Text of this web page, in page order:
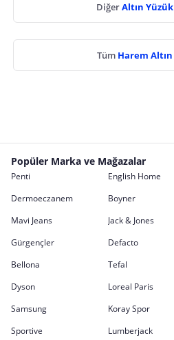
DiğerAltın Yüzük
Tüm Harem Altın
Popüler Marka ve Mağazalar
Penti English Home
Dermoeczanem
Boyner
Mavi Jeans
Jack & Jones
Gürgençler
Defacto
Bellona
Tefal
Dyson
Loreal Paris
Samsung
Koray Spor
Sportive
Lumberjack